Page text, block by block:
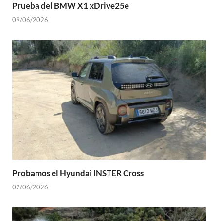
Prueba del BMW X1 xDrive25e
09/06/2026
Probamos el Hyundai INSTER Cross
02/06/2026